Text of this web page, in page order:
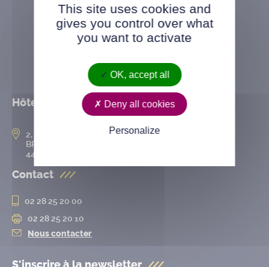
Hôtel de ville
2, rue de l’Hôtel-de-Ville
BP 50167
44802 Saint-Herblain cedex
Contact
02 28 25 20 00
02 28 25 20 10
Nous contacter
This site uses cookies and
gives you control over what
you want to activate
OK, accept all
Deny all cookies
Personalize